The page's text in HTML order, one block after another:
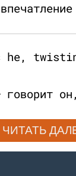
he,
ЧИТАТЬ